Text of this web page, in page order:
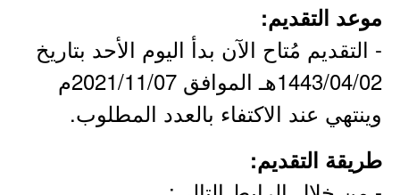
موعد التقديم:
- التقديم مُتاح الآن بدأ اليوم الأحد بتاريخ
1443/04/02هـ الموافق 2021/11/07م
وينتهي عند الاكتفاء بالعدد المطلوب.
طريقة التقديم: